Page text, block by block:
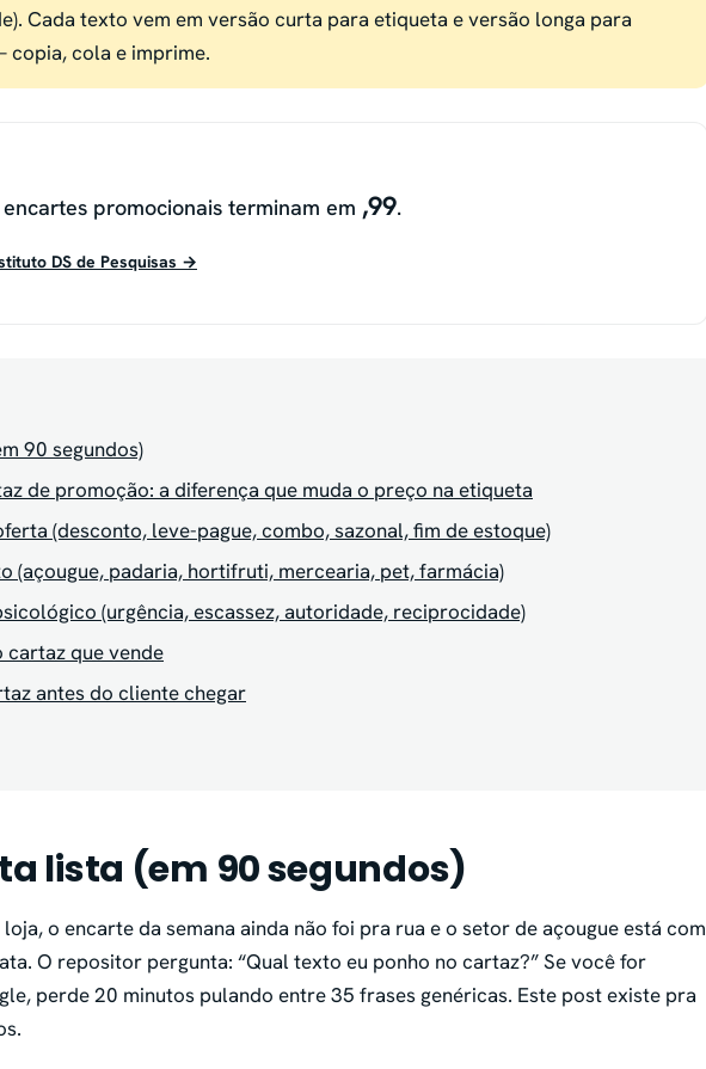
Cada texto vem em versão curta para etiqueta e versão longa para
copia, cola e imprime.
promocionais terminam em ,99.
DS de Pesquisas →
90 segundos)
de promoção: a diferença que muda o preço na etiqueta
(desconto, leve-pague, combo, sazonal, fim de estoque)
(açougue, padaria, hortifruti, mercearia, pet, farmácia)
(urgência, escassez, autoridade, reciprocidade)
cartaz que vende
antes do cliente chegar
lista (em 90 segundos)
o encarte da semana ainda não foi pra rua e o setor de açougue está com
O repositor pergunta: “Qual texto eu ponho no cartaz?” Se você for
perde 20 minutos pulando entre 35 frases genéricas. Este post existe pra